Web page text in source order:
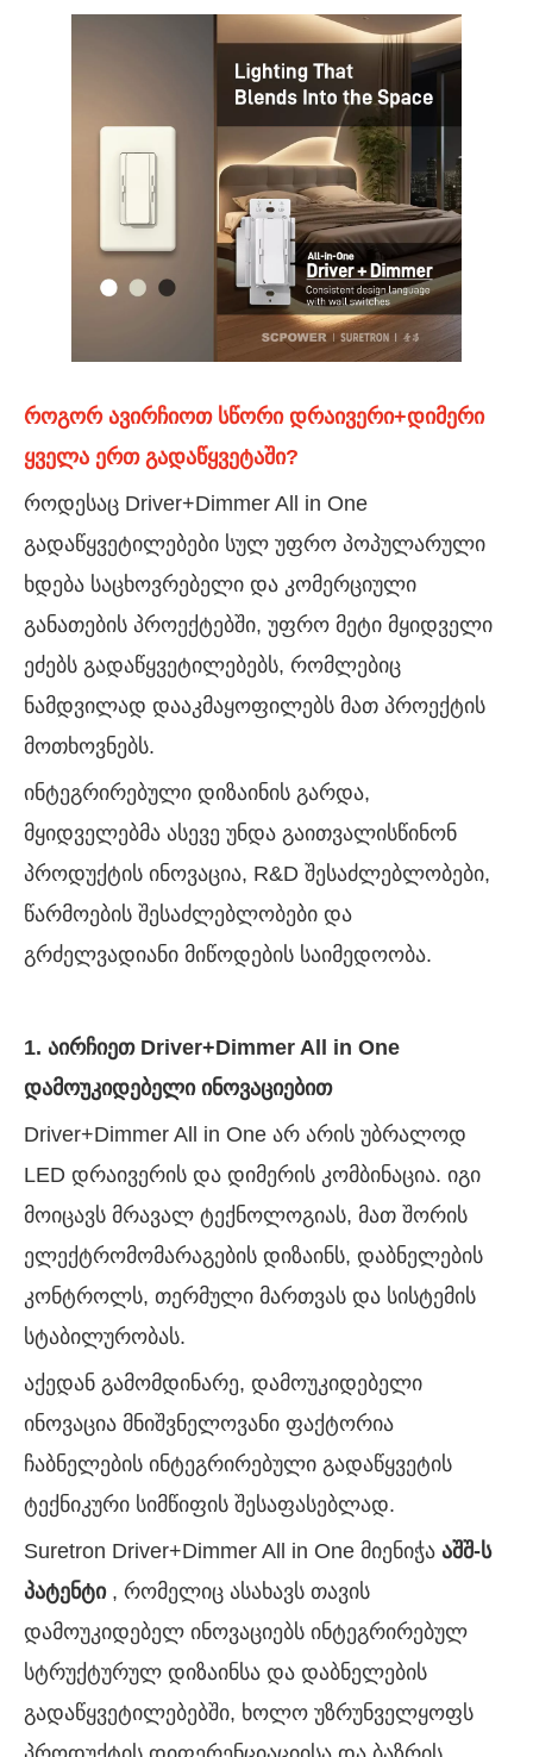
როგორ ავირჩიოთ სწორი დრაივერი+დიმერი
ყველა ერთ გადაწყვეტაში?
როდესაც Driver+Dimmer All in One
გადაწყვეტილებები სულ უფრო პოპულარული
ხდება საცხოვრებელი და კომერციული
განათების პროექტებში, უფრო მეტი მყიდველი
ეძებს გადაწყვეტილებებს, რომლებიც
ნამდვილად დააკმაყოფილებს მათ პროექტის
მოთხოვნებს.
ინტეგრირებული დიზაინის გარდა,
მყიდველებმა ასევე უნდა გაითვალისწინონ
პროდუქტის ინოვაცია, R&D შესაძლებლობები,
წარმოების შესაძლებლობები და
გრძელვადიანი მიწოდების საიმედოობა.
1. აირჩიეთ Driver+Dimmer All in One
დამოუკიდებელი ინოვაციებით
Driver+Dimmer All in One არ არის უბრალოდ
LED დრაივერის და დიმერის კომბინაცია. იგი
მოიცავს მრავალ ტექნოლოგიას, მათ შორის
ელექტრომომარაგების დიზაინს, დაბნელების
კონტროლს, თერმული მართვას და სისტემის
სტაბილურობას.
აქედან გამომდინარე, დამოუკიდებელი
ინოვაცია მნიშვნელოვანი ფაქტორია
ჩაბნელების ინტეგრირებული გადაწყვეტის
ტექნიკური სიმწიფის შესაფასებლად.
Suretron Driver+Dimmer All in One მიენიჭა აშშ-ს
პატენტი , რომელიც ასახავს თავის
დამოუკიდებელ ინოვაციებს ინტეგრირებულ
სტრუქტურულ დიზაინსა და დაბნელების
გადაწყვეტილებებში, ხოლო უზრუნველყოფს